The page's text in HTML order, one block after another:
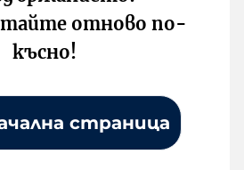
отново по-
късно!
страница